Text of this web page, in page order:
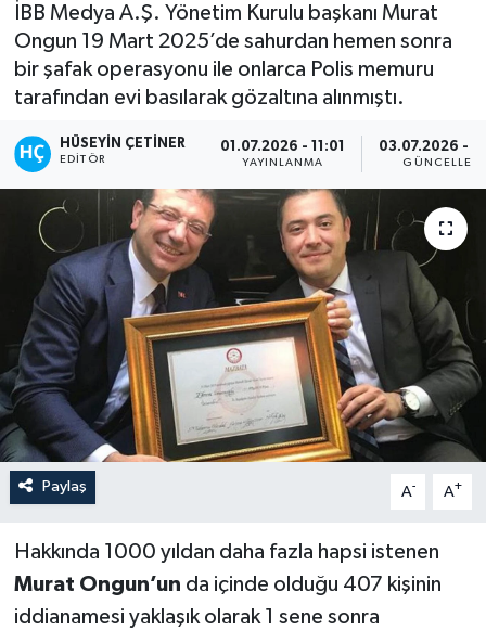
İBB Medya A.Ş. Yönetim Kurulu başkanı Murat
Ongun 19 Mart 2025’de sahurdan hemen sonra
bir şafak operasyonu ile onlarca Polis memuru
tarafından evi basılarak gözaltına alınmıştı.
HÜSEYIN ÇETINER
EDITÖR
01.07.2026 - 11:01
YAYINLANMA
03.07.2026 -
Paylaş A- A+
Hakkında 1000 yıldan daha fazla hapsi istenen
Murat Ongun’un da içinde olduğu 407 kişinin
iddianamesi yaklaşık olarak 1 sene sonra